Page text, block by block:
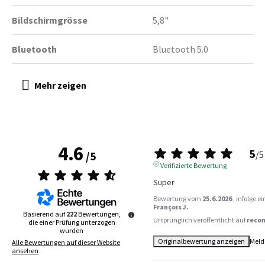
Bildschirmgrösse 5,8"
Bluetooth Bluetooth 5.0
4.6/5
Basierend auf222Bewertungen,
die einer Prüfung unterzogen
wurden
Alle Bewertungen auf dieser Website
ansehen
5/5
Verifizierte Bewertung
Super
Bewertung vom 25.6.2026 , infolge
François J.
Ursprünglich veröffentlicht auf
Originalbewertung anzeigen